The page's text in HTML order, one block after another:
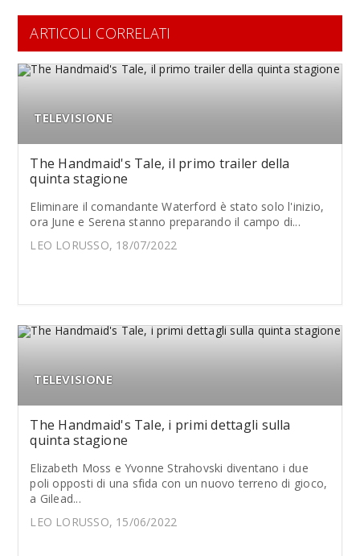
ARTICOLI CORRELATI
TELEVISIONE
The Handmaid's Tale, il primo trailer della
quinta stagione
Eliminare il comandante Waterford è stato solo l'inizio,
ora June e Serena stanno preparando il campo di...
LEO LORUSSO, 18/07/2022
TELEVISIONE
The Handmaid's Tale, i primi dettagli sulla
quinta stagione
Elizabeth Moss e Yvonne Strahovski diventano i due
poli opposti di una sfida con un nuovo terreno di gioco,
a Gilead...
LEO LORUSSO, 15/06/2022